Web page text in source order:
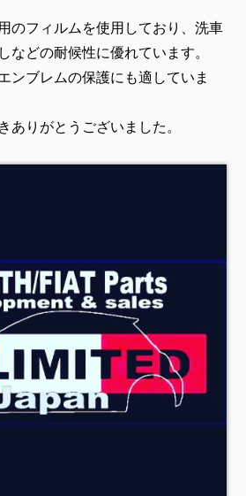
のフィルムを使用しており、洗車
などの耐候性に優れています。
ンブレムの保護にも適していま
りがとうございました。